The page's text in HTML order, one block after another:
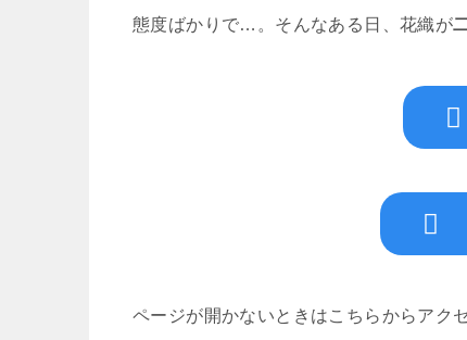
態度ばかりで…。そんなある日、花織が
ページが開かないときはこちらからアク